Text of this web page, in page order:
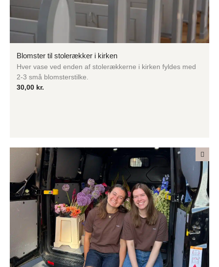
Blomster til stolerækker i kirken
Hver vase ved enden af stolerækkerne i kirken fyldes med
2-3 små blomsterstilke.
30,00 kr.